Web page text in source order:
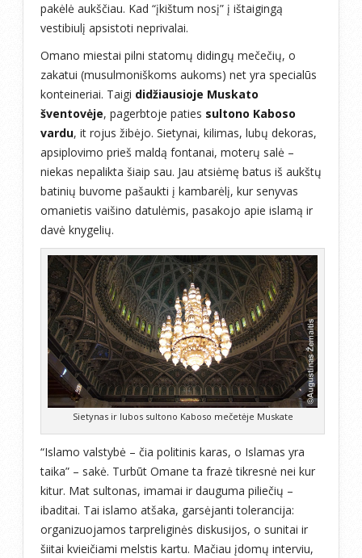
pakėlė aukščiau. Kad “įkištum nosį” į ištaigingą
vestibiulį apsistoti neprivalai.
Omano miestai pilni statomų didingų mečečių, o
zakatui (musulmoniškoms aukoms) net yra specialūs
konteineriai. Taigi didžiausioje Muskato
šventovėje, pagerbtoje paties sultono Kaboso
vardu, it rojus žibėjo. Sietynai, kilimas, lubų dekoras,
apsiplovimo prieš maldą fontanai, moterų salė –
niekas nepalikta šiaip sau. Jau atsiėmę batus iš aukštų
batinių buvome pašaukti į kambarėlį, kur senyvas
omanietis vaišino datulėmis, pasakojo apie islamą ir
davė knygelių.
Sietynas ir lubos sultono Kaboso mečetėje Muskate
“Islamo valstybė – čia politinis karas, o Islamas yra
taika” – sakė. Turbūt Omane ta frazė tikresnė nei kur
kitur. Mat sultonas, imamai ir dauguma piliečių –
ibaditai. Tai islamo atšaka, garsėjanti tolerancija:
organizuojamos tarpreliginės diskusijos, o sunitai ir
šiitai kvieičiami melstis kartu. Mačiau įdomų interviu,